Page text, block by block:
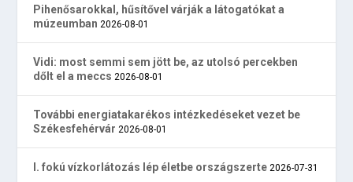
Pihenősarokkal, hűsítővel várják a látogatókat a
múzeumban 2026-08-01
Vidi: most semmi sem jött be, az utolsó percekben
dőlt el a meccs 2026-08-01
További energiatakarékos intézkedéseket vezet be
Székesfehérvár 2026-08-01
I. fokú vízkorlátozás lép életbe országszerte 2026-07-31